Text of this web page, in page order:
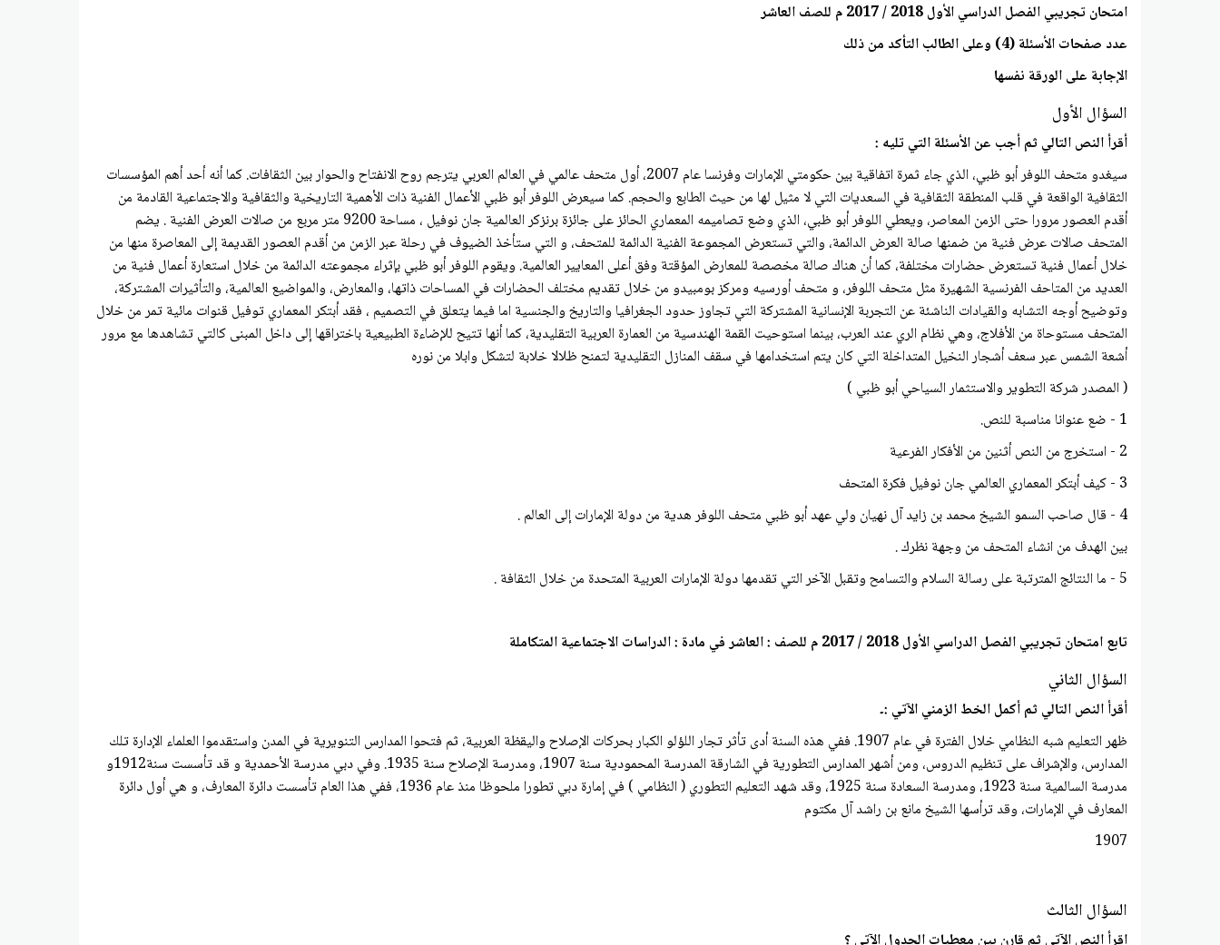
امتحان تجريبي الفصل الدراسي الأول 2018 / 2017 م للصف العاشر
عدد صفحات الأسئلة (4) وعلى الطالب التأكد من ذلك
الإجابة على الورقة نفسها
السؤال الأول
أقرأ النص التالي ثم أجب عن الأسئلة التي تليه :
سيغدو متحف اللوفر أبو ظبي، الذي جاء ثمرة اتفاقية بين حكومتي الإمارات وفرنسا عام 2007، أول متحف عالمي في العالم العربي يترجم روح الانفتاح والحوار بين الثقافات. كما أنه أحد أهم المؤسسات
الثقافية الواقعة في قلب المنطقة الثقافية في السعديات التي لا مثيل لها من حيث الطابع والحجم. كما سيعرض اللوفر أبو ظبي الأعمال الفنية ذات الأهمية التاريخية والثقافية والاجتماعية القادمة من
أقدم العصور مرورا حتى الزمن المعاصر، ويعطي اللوفر أبو ظبي، الذي وضع تصاميمه المعماري الحائز على جائزة برنزكر العالمية جان نوفيل ، مساحة 9200 متر مربع من صالات العرض الفنية . يضم
المتحف صالات عرض فنية من ضمنها صالة العرض الدائمة، والتي تستعرض المجموعة الفنية الدائمة للمتحف، و التي ستأخذ الضيوف في رحلة عبر الزمن من أقدم العصور القديمة إلى المعاصرة منها من
خلال أعمال فنية تستعرض حضارات مختلفة، كما أن هناك صالة مخصصة للمعارض المؤقتة وفق أعلى المعايير العالمية. ويقوم اللوفر أبو ظبي بإثراء مجموعته الدائمة من خلال استعارة أعمال فنية من
العديد من المتاحف الفرنسية الشهيرة مثل متحف اللوفر، و متحف أورسيه ومركز بومبيدو من خلال تقديم مختلف الحضارات في المساحات ذاتها، والمعارض، والمواضيع العالمية، والتأثيرات المشتركة،
وتوضيح أوجه التشابه والقيادات الناشئة عن التجربة الإنسانية المشتركة التي تجاوز حدود الجغرافيا والتاريخ والجنسية اما فيما يتعلق في التصميم ، فقد أبتكر المعماري توفيل قنوات مائية تمر من خلال
المتحف مستوحاة من الأفلاج، وهي نظام الري عند العرب، بينما استوحيت القمة الهندسية من العمارة العربية التقليدية، كما أنها تتيح للإضاءة الطبيعية باختراقها إلى داخل المبنى كالتي تشاهدها مع مرور
أشعة الشمس عبر سعف أشجار النخيل المتداخلة التي كان يتم استخدامها في سقف المنازل التقليدية لتمنح ظلالا خلابة لتشكل وابلا من نوره
( المصدر شركة التطوير والاستثمار السياحي أبو ظبي )
1 - ضع عنوانا مناسبة للنص.
2 - استخرج من النص أثنين من الأفكار الفرعية
3 - كيف أبتكر المعماري العالمي جان نوفيل فكرة المتحف
4 - قال صاحب السمو الشيخ محمد بن زايد آل نهيان ولي عهد أبو ظبي متحف اللوفر هدية من دولة الإمارات إلى العالم .
بين الهدف من انشاء المتحف من وجهة نظرك .
5 - ما النتائج المترتبة على رسالة السلام والتسامح وتقبل الآخر التي تقدمها دولة الإمارات العربية المتحدة من خلال الثقافة .
تابع امتحان تجريبي الفصل الدراسي الأول 2018 / 2017 م للصف : العاشر في مادة : الدراسات الاجتماعية المتكاملة
السؤال الثاني
أقرأ النص التالي ثم أكمل الخط الزمني الآتي :۔
ظهر التعليم شبه النظامي خلال الفترة في عام 1907. ففي هذه السنة أدى تأثر تجار اللؤلو الكبار بحركات الإصلاح واليقظة العربية، ثم فتحوا المدارس التنويرية في المدن واستقدموا العلماء الإدارة تلك
المدارس، والإشراف على تنظيم الدروس، ومن أشهر المدارس التطورية في الشارقة المدرسة المحمودية سنة 1907، ومدرسة الإصلاح سنة 1935. وفي دبي مدرسة الأحمدية و قد تأسست سنة1912و
مدرسة السالمية سنة 1923، ومدرسة السعادة سنة 1925، وقد شهد التعليم التطوري ( النظامي ) في إمارة دبي تطورا ملحوظا منذ عام 1936، ففي هذا العام تأسست دائرة المعارف، و هي أول دائرة
المعارف في الإمارات، وقد ترأسها الشيخ مانع بن راشد آل مكتوم
1907
السؤال الثالث